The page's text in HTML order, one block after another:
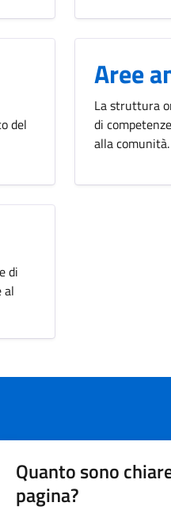
del
Aree
La struttura
di
alla comunità.
di
al
Quanto sono
pagina?